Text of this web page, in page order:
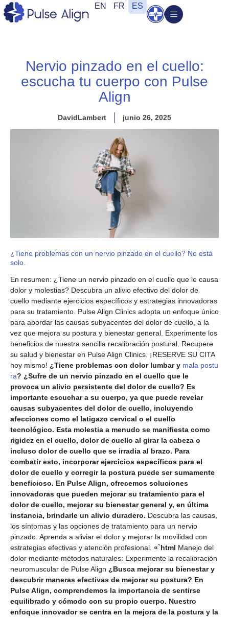
al
EN FR ES
Abrir
Nervio pinzado en el cuello:
escucha tu cuerpo con Pulse
Align
DavidLambert junio 26, 2025
¿Tiene problemas con un nervio pinzado en el cuello? No está
solo.
En resumen: ¿Tiene un nervio pinzado en el cuello que le causa
dolor y molestias? Descubra un alivio efectivo del dolor de
cuello mediante ejercicios específicos y estrategias innovadoras
para su tratamiento. Pulse Align Clinics adopta un enfoque único
para abordar las causas subyacentes del dolor de cuello, a la
vez que mejora su postura y bienestar general. Experimente los
beneficios de nuestra sencilla recalibración postural. Recupere
su salud y bienestar en Pulse Align Clinics. ¡RESERVE SU CITA
hoy mismo! ¿Tiene problemas con dolor lumbar y mala postu
ra? ¿Sufre de un nervio pinzado en el cuello que le
provoca un alivio persistente del dolor de cuello? Es
importante escuchar a su cuerpo, ya que puede revelar
causas subyacentes del dolor de cuello, incluyendo
afecciones como el latigazo cervical o el cuello
tecnológico. Esta molestia a menudo se manifiesta como
rigidez en el cuello, dolor de cuello al girar la cabeza o
incluso dolor de cuello que se irradia al brazo. Para
combatir esto, incorporar ejercicios específicos para el
dolor de cuello y corregir la postura puede ser sumamente
beneficioso. En Pulse Align, ofrecemos soluciones
innovadoras que pueden mejorar su tratamiento para el
dolor de cuello, mejorar su bienestar general y, en última
instancia, brindarle un alivio duradero. Descubra las causas,
los síntomas y las opciones de tratamiento para un nervio
pinzado. Aprenda a aliviar el dolor y mejorar la movilidad con
estrategias efectivas y atención profesional. «`html Manejo del
dolor mediante métodos naturales: Experimente la recalibración
neuromuscular de Pulse Align ¿Busca mejorar su bienestar y
descubrir maneras efectivas de mejorar su postura? En
Pulse Align, comprendemos la importancia de sentirse
equilibrado y cómodo con su propio cuerpo. Nuestro
enfoque innovador se centra en la mejora de la postura y la